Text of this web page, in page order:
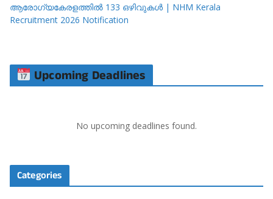
ആരോഗ്യകേരളത്തിൽ 133 ഒഴിവുകൾ | NHM Kerala
Recruitment 2026 Notification
Upcoming Deadlines
No upcoming deadlines found.
Categories